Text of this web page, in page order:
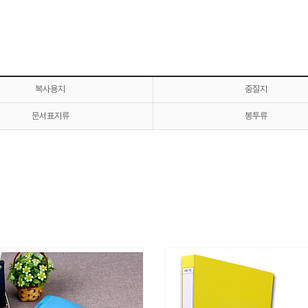
복사용지 중질지
문서표지류 봉투류